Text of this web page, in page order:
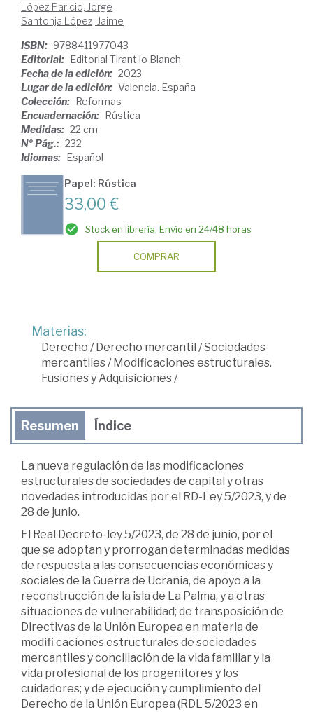
López Paricio, Jorge
Santonja López, Jaime
ISBN: 9788411977043
Editorial: Editorial Tirant lo Blanch
Fecha de la edición: 2023
Lugar de la edición: Valencia. España
Colección: Reformas
Encuadernación: Rústica
Medidas: 22 cm
Nº Pág.: 232
Idiomas: Español
Papel: Rústica
33,00 €
Stock en librería. Envío en 24/48 horas
COMPRAR
Materias:
Derecho / Derecho mercantil /Sociedades
mercantiles/ Modificaciones estructurales.
Fusiones y Adquisiciones/
Resumen Índice
La nueva regulación de las modificaciones
estructurales de sociedades de capital y otras
novedades introducidas por el RD-Ley 5/2023, y de
28 de junio.
El Real Decreto-ley 5/2023, de 28 de junio, por el
que se adoptan y prorrogan determinadas medidas
de respuesta a las consecuencias económicas y
sociales de la Guerra de Ucrania, de apoyo a la
reconstrucción de la isla de La Palma, y a otras
situaciones de vulnerabilidad; de transposición de
Directivas de la Unión Europea en materia de
modifi caciones estructurales de sociedades
mercantiles y conciliación de la vida familiar y la
vida profesional de los progenitores y los
cuidadores; y de ejecución y cumplimiento del
Derecho de la Unión Europea (RDL 5/2023 en